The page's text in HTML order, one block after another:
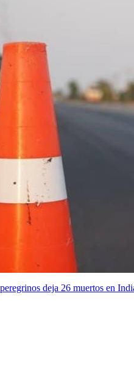
deja 26 muertos en